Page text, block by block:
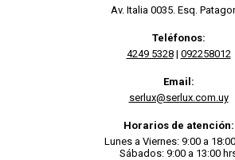
Av. Italia 0035. Esq.
Teléfonos:
4249 5328| 092258012
Email:
serlux@serlux.com.uy
Horarios de atención:
Lunes a Viernes: 9:00 a
Sábados: 9:00 a 13:00